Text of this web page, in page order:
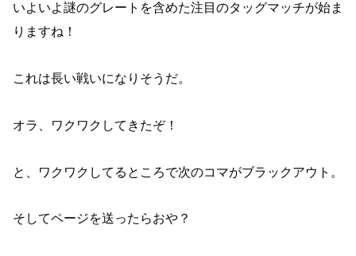
いよいよ謎のグレートを含めた注目のタッグマッチが始ま
りますね！
これは長い戦いになりそうだ。
オラ、ワクワクしてきたぞ！
と、ワクワクしてるところで次のコマがブラックアウト。
そしてページを送ったらおや？